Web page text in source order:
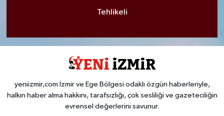
Tehlikeli
yeniizmir,com İzmir ve Ege Bölgesi odaklı özgün haberleriyle,
halkın haber alma hakkını, tarafsızlığı, çok sesliliği ve gazeteciliğin
evrensel değerlerini savunur.